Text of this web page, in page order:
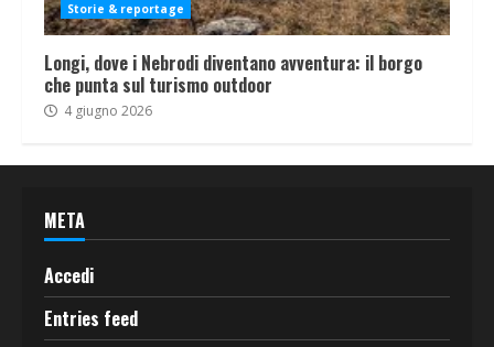
Storie & reportage
Longi, dove i Nebrodi diventano avventura: il borgo
che punta sul turismo outdoor
4 giugno 2026
META
Accedi
Entries feed